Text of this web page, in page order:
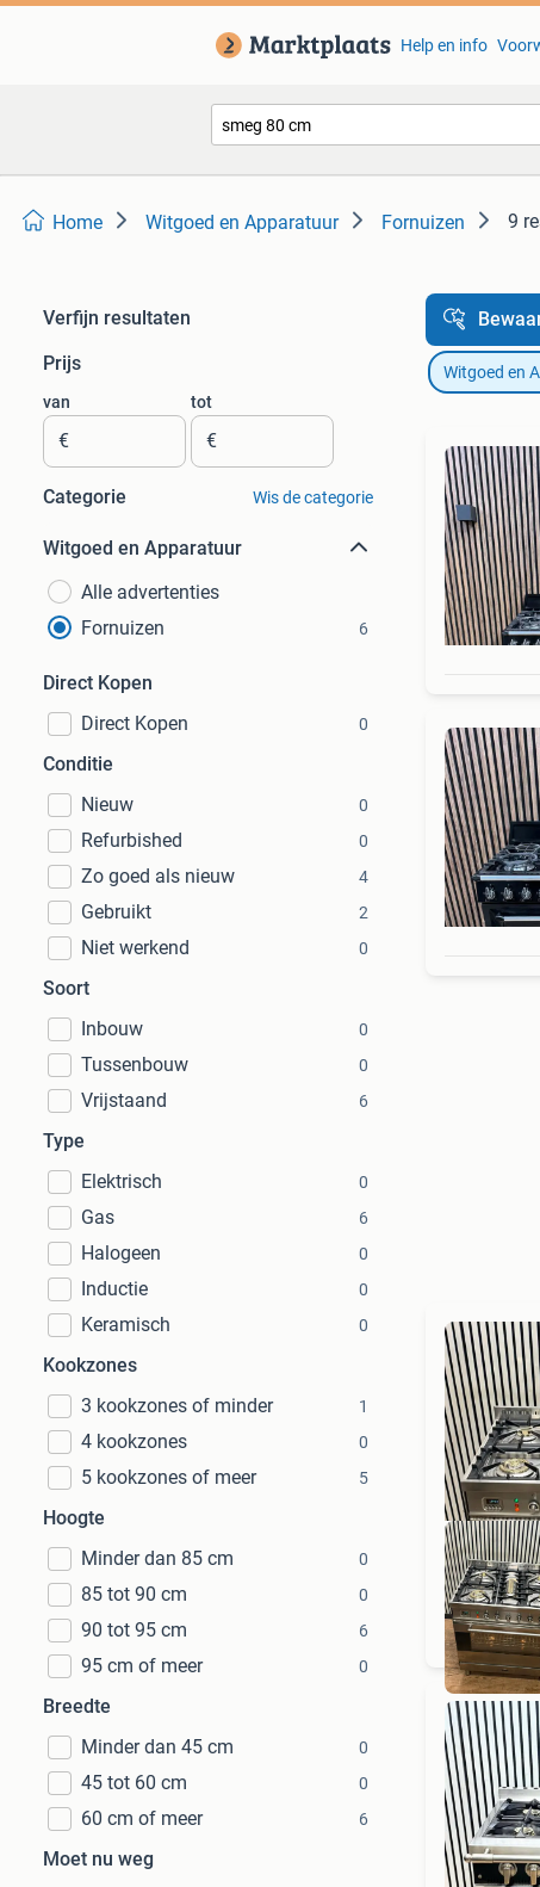
Help en info
Home Witgoed en Apparatuur Fornuizen 9
Verfijn resultaten
Prijs
van
€
tot
€
Categorie Wis de categorie
Witgoed en Apparatuur
Alle advertenties
Fornuizen
6
Direct Kopen
Direct Kopen
0
Conditie
Nieuw
0
Refurbished 0
Zo goed als nieuw 4
Gebruikt 2
Niet werkend 0
Soort
Inbouw
0
Tussenbouw 0
Vrijstaand 6
Type
Elektrisch
0
Gas 6
Halogeen 0
Inductie 0
Keramisch 0
Kookzones
3 kookzones of minder
1
4 kookzones 0
5 kookzones of meer 5
Hoogte
Minder dan 85 cm
0
85 tot 90 cm 0
90 tot 95 cm 6
95 cm of meer 0
Breedte
Minder dan 45 cm
0
45 tot 60 cm 0
60 cm of meer 6
Moet nu weg
Witgoed en